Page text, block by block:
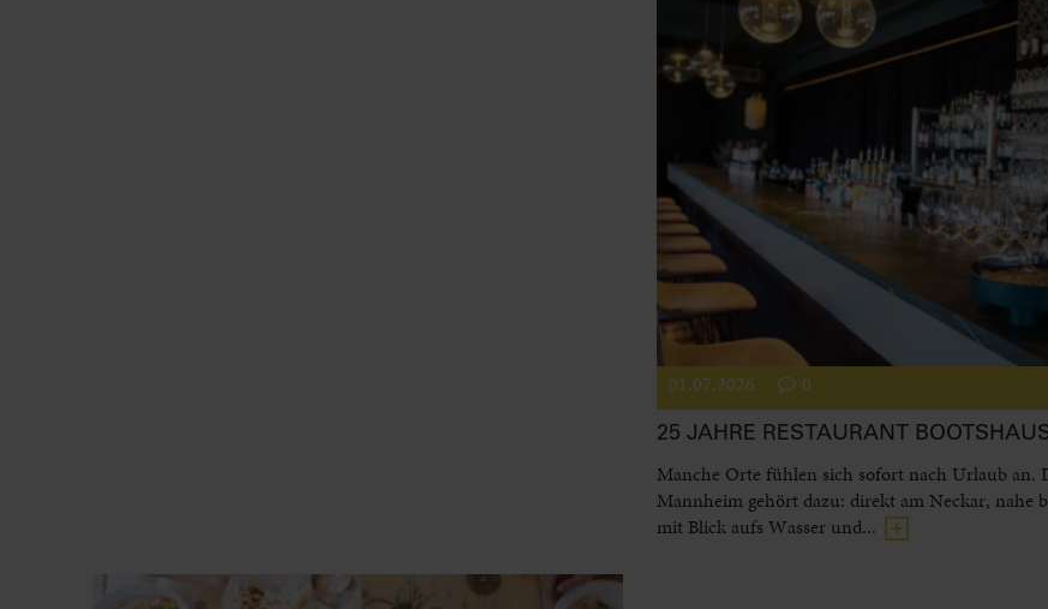
01.07.2026 0
25 JAHRE RESTAURANT
Manche Orte fühlen sich sofort nach Urlaub an.
Mannheim gehört dazu: direkt am Neckar, nahe
mit Blick aufs Wasser und...